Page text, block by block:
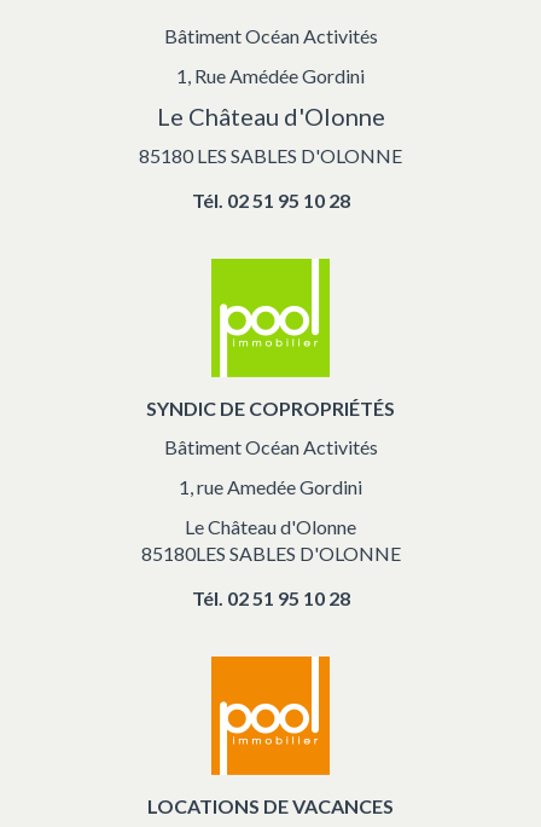
Bâtiment Océan Activités
1, Rue Amédée Gordini
Le Château d'Olonne
85180 LES SABLES D'OLONNE
Tél. 02 51 95 10 28
SYNDIC DE COPROPRIÉTÉS
Bâtiment Océan Activités
1, rue Amedée Gordini
Le Château d'Olonne
85180LES SABLES D'OLONNE
Tél. 02 51 95 10 28
LOCATIONS DE VACANCES